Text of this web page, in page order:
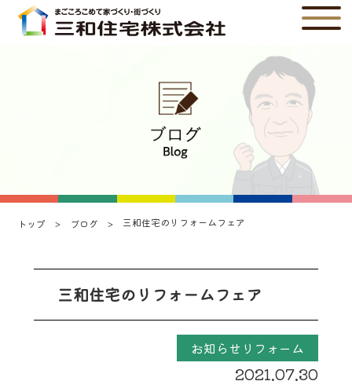
トップ ブログ 三和住宅のリフォームフェア
三和住宅のリフォームフェア
お知らせリフォーム
2021.07.30